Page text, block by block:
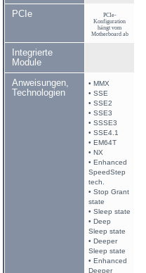
PCIe
PCIe-
Konfiguration
hängt vom
Motherboard ab
Integrierte
Module
Anweisungen,
Technologien
• MMX
• SSE
• SSE2
• SSE3
• SSSE3
• SSE4.1
• EM64T
• NX
• Enhanced
SpeedStep
tech.
• Stop Grant
state
• Sleep state
• Deep
Sleep state
• Deeper
Sleep state
• Enhanced
Deeper